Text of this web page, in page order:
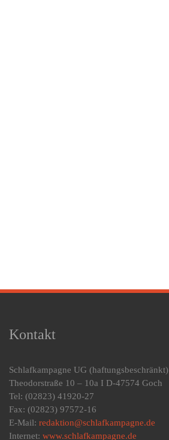
Kontakt
Schlafkampagne UG (haftungsbeschränkt)
Theodorstraße 10 – 10a I D-47574 Goch
Tel: (02823) 41920-27
Fax: (02823) 97572-16
E-Mail: redaktion@schlafkampagne.de
Internet: www.schlafkampagne.de